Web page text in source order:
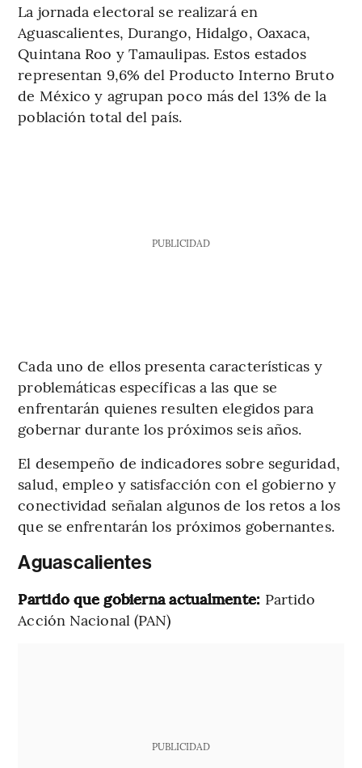
La jornada electoral se realizará en
Aguascalientes, Durango, Hidalgo, Oaxaca,
Quintana Roo y Tamaulipas. Estos estados
representan 9,6% del Producto Interno Bruto
de México y agrupan poco más del 13% de la
población total del país.
PUBLICIDAD
Cada uno de ellos presenta características y
problemáticas específicas a las que se
enfrentarán quienes resulten elegidos para
gobernar durante los próximos seis años.
El desempeño de indicadores sobre seguridad,
salud, empleo y satisfacción con el gobierno y
conectividad señalan algunos de los retos a los
que se enfrentarán los próximos gobernantes.
Aguascalientes
Partido que gobierna actualmente: Partido
Acción Nacional (PAN)
PUBLICIDAD